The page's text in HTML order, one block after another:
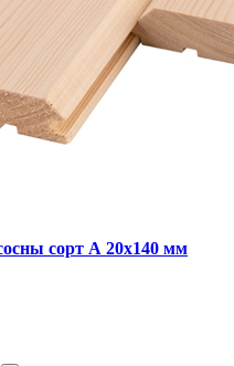
сорт А 20х140 мм